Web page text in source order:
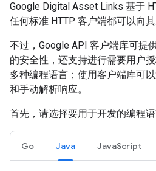
Google Digital Asset Links 基于
任何标准 HTTP 客户端都可以向
不过，Google API 客户端库可提
的安全性，还支持进行需要用户
多种编程语言；使用客户端库可
和手动解析响应。
首先，请选择要用于开发的编程语
Go Java JavaScript